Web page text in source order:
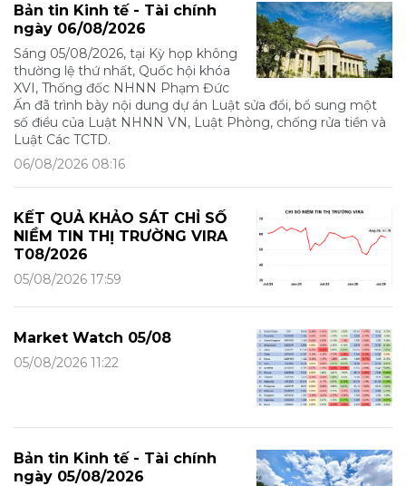
Bản tin Kinh tế - Tài chính
ngày 06/08/2026
Sáng 05/08/2026, tại Kỳ họp không
thường lệ thứ nhất, Quốc hội khóa
XVI, Thống đốc NHNN Phạm Đức
Ấn đã trình bày nội dung dự án Luật sửa đổi, bổ sung một
số điều của Luật NHNN VN, Luật Phòng, chống rửa tiền và
Luật Các TCTD.
06/08/2026 08:16
KẾT QUẢ KHẢO SÁT CHỈ SỐ
NIỀM TIN THỊ TRƯỜNG VIRA
T08/2026
05/08/2026 17:59
Market Watch 05/08
05/08/2026 11:22
Bản tin Kinh tế - Tài chính
ngày 05/08/2026